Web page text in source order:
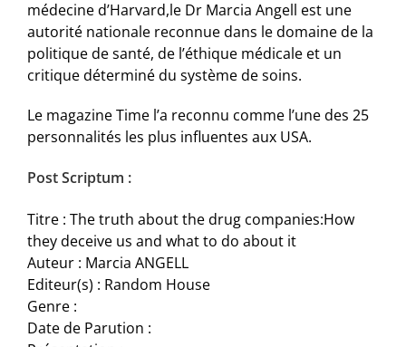
médecine d’Harvard,le Dr Marcia Angell est une
autorité nationale reconnue dans le domaine de la
politique de santé, de l’éthique médicale et un
critique déterminé du système de soins.
Le magazine Time l’a reconnu comme l’une des 25
personnalités les plus influentes aux USA.
Post Scriptum :
Titre : The truth about the drug companies:How
they deceive us and what to do about it
Auteur : Marcia ANGELL
Editeur(s) : Random House
Genre :
Date de Parution :